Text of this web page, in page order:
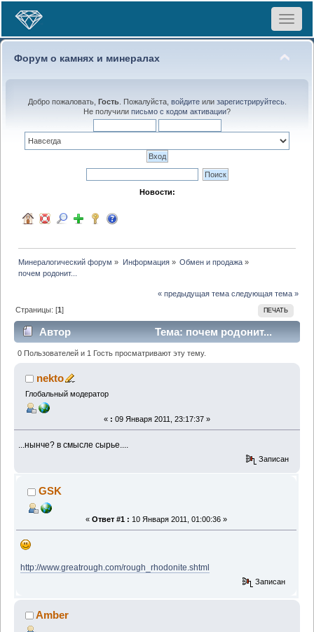
Toggle
Форум о камнях и минералах
Добро пожаловать, Гость. Пожалуйста, войдитеили зарегистрируйтесь.
Не получили письмо с кодом активации?
Новости:
Минералогический форум » Информация» Обмен и продажа»
почем родонит...
« предыдущая тема следующая тема »
ПЕЧАТЬ
Страницы: [1]
Автор
Тема: почем родонит...
(Прочитано 1757 раз)
0 Пользователей и 1 Гость просматривают эту тему.
nekto
Глобальный модератор
« : 09 Января 2011, 23:17:37 »
...нынче? в смысле сырье....
Записан
GSK
« Ответ #1 : 10 Января 2011, 01:00:36 »
http://www.greatrough.com/rough_rhodonite.shtml
Записан
Amber